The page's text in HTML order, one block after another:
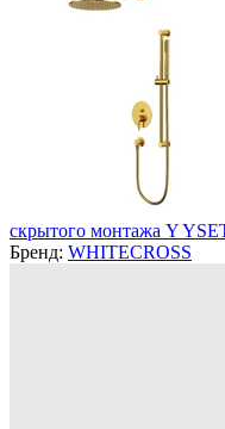
скрытого монтажа Y
Бренд: WHITECROSS